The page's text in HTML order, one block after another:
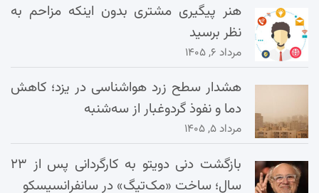
هنر پیگیری مشتری بدون اینکه مزاحم به
نظر برسید
مرداد ۶, ۱۴۰۵
هشدار سطح زرد هواشناسی در یزد؛ کاهش
دما و نفوذ گردوغبار از سه‌شنبه
مرداد ۵, ۱۴۰۵
بازگشت دنی دویتو به کارگردانی پس از ۲۳
سال؛ ساخت «مک‌تیگ» در سانفرانسیسکو